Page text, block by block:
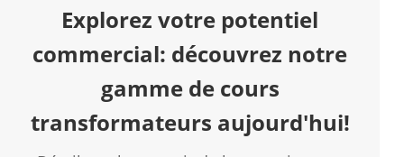
o
Explorez votre potentiel
commercial: découvrez notre
gamme de cours
transformateurs aujourd'hui!